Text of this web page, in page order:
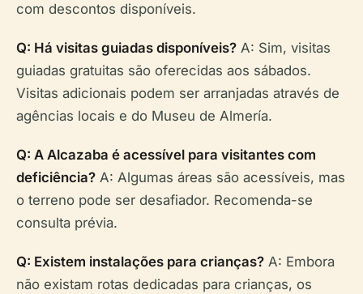
com descontos disponíveis.
Q: Há visitas guiadas disponíveis? A: Sim, visitas
guiadas gratuitas são oferecidas aos sábados.
Visitas adicionais podem ser arranjadas através de
agências locais e do Museu de Almería.
Q: A Alcazaba é acessível para visitantes com
deficiência? A: Algumas áreas são acessíveis, mas
o terreno pode ser desafiador. Recomenda-se
consulta prévia.
Q: Existem instalações para crianças? A: Embora
não existam rotas dedicadas para crianças, os